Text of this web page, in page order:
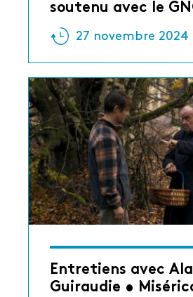
soutenu avec le
27 novembre 2024
Entretiens avec
Guiraudie •